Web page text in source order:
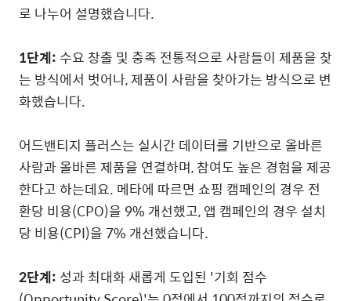
로 나누어 설명했습니다.
1단계: 수요 창출 및 충족 전통적으로 사람들이 제품을 찾
는 방식에서 벗어나,제품이 사람을 찾아가는 방식으로 변
화했습니다.
어드밴티지 플러스는 실시간 데이터를 기반으로 올바른
사람과 올바른 제품을 연결하며,참여도 높은 경험을 제공
한다고 하는데요. 메타에 따르면 쇼핑 캠페인의 경우 전
환당 비용(CPO)을 9% 개선했고,앱 캠페인의 경우 설치
당 비용(CPI)을 7% 개선했습니다.
2단계: 성과 최대화 새롭게 도입된 '기회 점수